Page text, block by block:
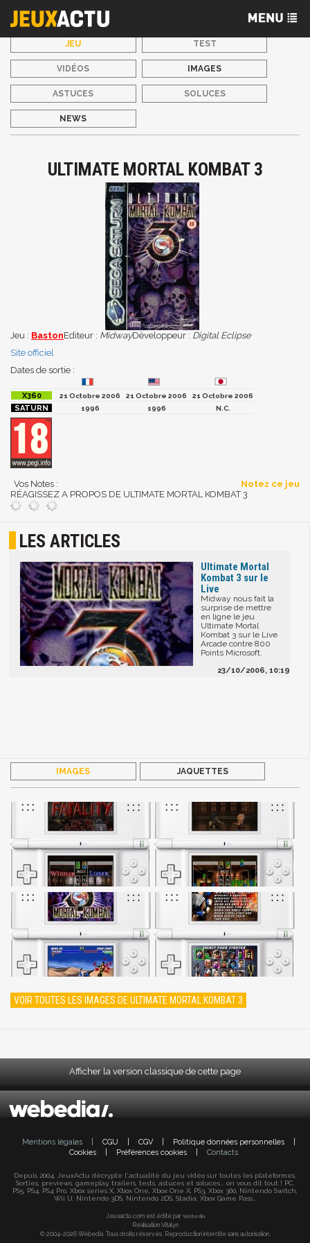
JEU TEST
VIDÉOS IMAGES
ASTUCES SOLUCES
NEWS
ULTIMATE MORTAL KOMBAT 3
Jeu : BastonEditeur : MidwayDéveloppeur : Digital Eclipse
Site officiel
Dates de sortie :
21 Octobre 2006 21 Octobre 2006
21 Octobre 2006
1996
1996 N.C.
Vos Notes :
Notez ce jeu
RÉAGISSEZ A PROPOS DE ULTIMATE MORTAL KOMBAT 3
LES ARTICLES
Ultimate Mortal
Kombat 3 sur le
Live
Midway nous fait la
surprise de mettre
en ligne le jeu
Ultimate Mortal
Kombat 3 sur le Live
Arcade contre 800
Points Microsoft.
23/10/2006, 10:19
IMAGES JAQUETTES
VOIR TOUTES LES IMAGES DE ULTIMATE MORTAL KOMBAT 3
Afficher la version classique de cette page
Mentions légales CGU CGV Politique données personnelles
Cookies
Préférences cookies Contacts
Depuis 2004, JeuxActu décrypte l'actualité du jeu vidéo sur toutes les plateformes.
Sorties, previews, gameplay, trailers, tests, astuces et soluces... on vous dit tout ! PC,
PS5, PS4, PS4 Pro, Xbox series X, Xbox One, Xbox One X, PS3, Xbox 360, Nintendo Switch,
Wii U, Nintendo 3DS, Nintendo 2DS, Stadia, Xbox Game Pass...
Jeuxactu.com est édité par Webedia
Réalisation Vitalyn
© 2004-2026 Webedia. Tous droits réservés. Reproduction interdite sans autorisation.